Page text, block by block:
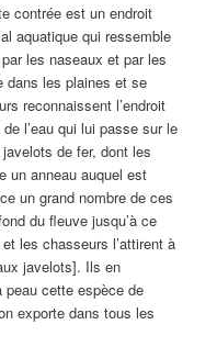
contrée est un endroit
aquatique qui ressemble
les naseaux et par les
dans les plaines et se
reconnaissent l’endroit
l’eau qui lui passe sur le
de fer, dont les
un anneau auquel est
un grand nombre de ces
du fleuve jusqu’à ce
les chasseurs l’attirent à
javelots]. Ils en
peau cette espèce de
exporte dans tous les